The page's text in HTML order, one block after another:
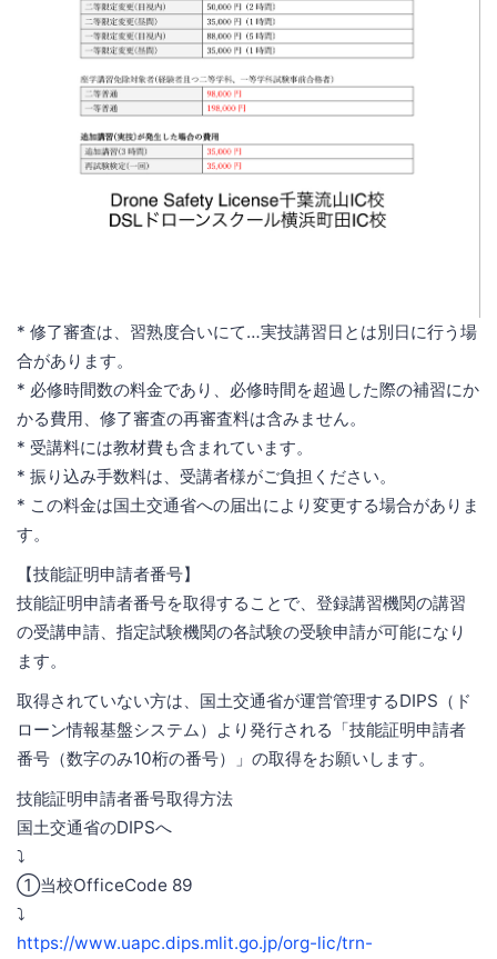
* 修了審査は、習熟度合いにて…実技講習日とは別日に行う場
合があります。
* 必修時間数の料金であり、必修時間を超過した際の補習にか
かる費用、修了審査の再審査料は含みません。
* 受講料には教材費も含まれています。
* 振り込み手数料は、受講者様がご負担ください。
* この料金は国土交通省への届出により変更する場合がありま
す。
【技能証明申請者番号】
技能証明申請者番号を取得することで、登録講習機関の講習
の受講申請、指定試験機関の各試験の受験申請が可能になり
ます。
取得されていない方は、国土交通省が運営管理するDIPS（ド
ローン情報基盤システム）より発行される「技能証明申請者
番号（数字のみ10桁の番号）」の取得をお願いします。
技能証明申請者番号取得方法
国土交通省のDIPSへ
⤵️
①当校OfficeCode 89
⤵️
https://www.uapc.dips.mlit.go.jp/org-lic/trn-